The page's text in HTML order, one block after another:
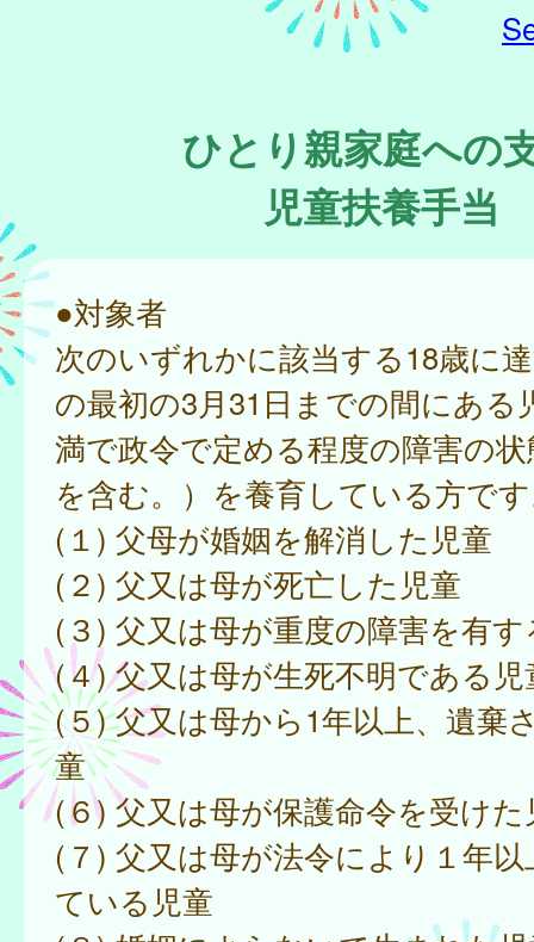
ひとり親家庭への
児童扶養手当
●対象者
次のいずれかに該当する18歳に
の最初の3月31日までの間にある
満で政令で定める程度の障害の
を含む。）を養育している方で
(１) 父母が婚姻を解消した児童
(２) 父又は母が死亡した児童
(３) 父又は母が重度の障害を有す
(４) 父又は母が生死不明である児
(５) 父又は母から1年以上、遺棄
童
(６) 父又は母が保護命令を受けた
(７) 父又は母が法令により１年
ている児童